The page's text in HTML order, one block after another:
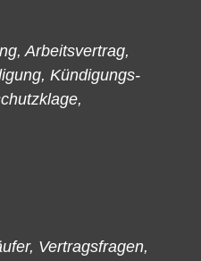
Arbeitsvertrag,
Kündigungs-
Vertragsfragen,